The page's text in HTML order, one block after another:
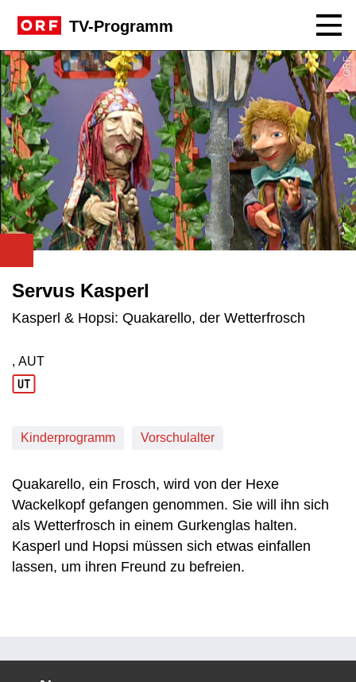
TV-Programm
ORF
Servus Kasperl
Kasperl & Hopsi: Quakarello, der Wetterfrosch
Produktionsland: AUT
, AUT
Kinderprogramm Vorschulalter
Quakarello, ein Frosch, wird von der Hexe
Wackelkopf gefangen genommen. Sie will ihn sich
als Wetterfrosch in einem Gurkenglas halten.
Kasperl und Hopsi müssen sich etwas einfallen
lassen, um ihren Freund zu befreien.